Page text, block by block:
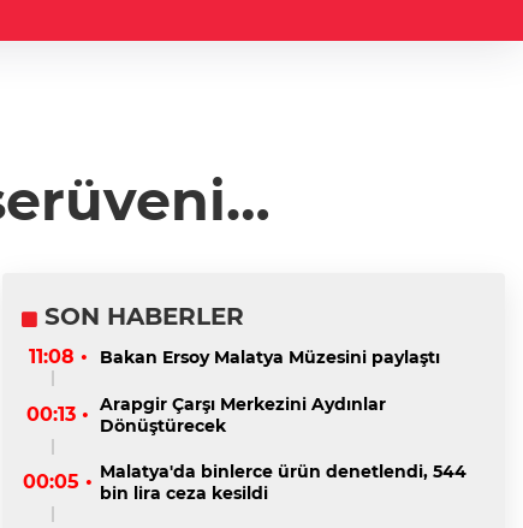
SON HABERLER
11:08 • Bakan Ersoy Malatya Müzesini paylaştı
00:13 • Arapgir Çarşı Merkezini Aydınlar
Dönüştürecek
00:05 • Malatya'da binlerce ürün denetlendi, 544
bin lira ceza kesildi